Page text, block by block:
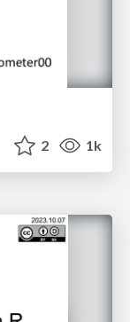
2 1k